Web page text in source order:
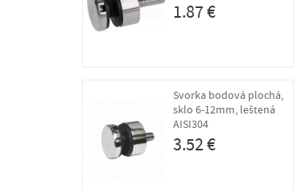
1.87 €
Svorka bodová plochá,
sklo 6-12mm, leštená
AISI304
3.52 €